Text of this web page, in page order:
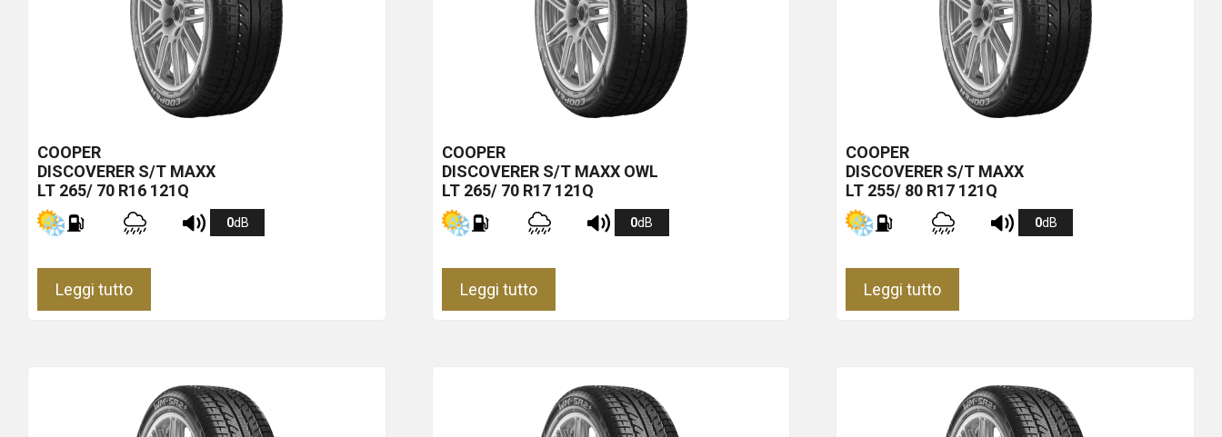
COOPER
DISCOVERER S/T MAXX
LT 265/ 70 R16 121Q
0dB
Leggi tutto
COOPER
DISCOVERER S/T MAXX OWL
LT 265/ 70 R17 121Q
0dB
Leggi tutto
COOPER
DISCOVERER S/T MAXX
LT 255/ 80 R17 121Q
0dB
Leggi tutto